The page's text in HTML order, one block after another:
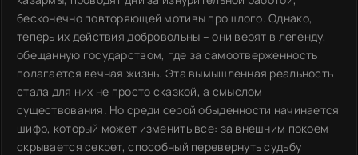
бесконечно повторяющей мотивы прошлого. Однако,
теперь их действия добровольны – они верят в легенду,
обещанную государством, где за самоотверженность
полагается вечная жизнь. Эта вымышленная реальность
стала для них не просто сказкой, а смыслом
существования. Но среди серой обыденности начинается
шифр, который может изменить все: за внешним покоем
скрывается секрет, способный перевернуть судьбу